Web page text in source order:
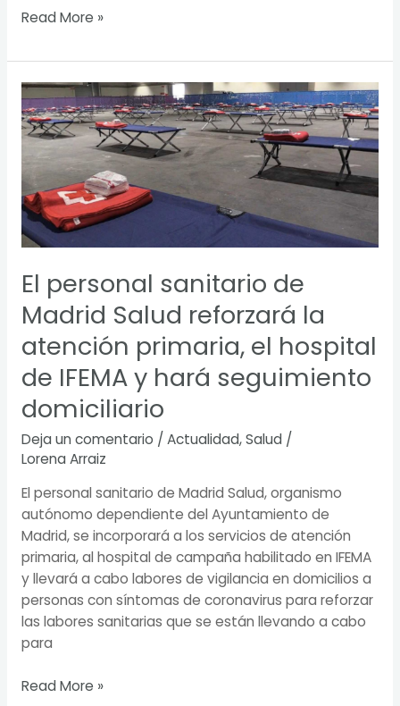
Read More »
El personal sanitario de
Madrid Salud reforzará la
atención primaria, el hospital
de IFEMA y hará seguimiento
domiciliario
Deja un comentario / Actualidad,Salud /
Lorena Arraiz
El personal sanitario de Madrid Salud, organismo
autónomo dependiente del Ayuntamiento de
Madrid, se incorporará a los servicios de atención
primaria, al hospital de campaña habilitado en IFEMA
y llevará a cabo labores de vigilancia en domicilios a
personas con síntomas de coronavirus para reforzar
las labores sanitarias que se están llevando a cabo
para
El
personal
sanitario
de
Madrid
Salud
reforzará
la
primaria,
el
hospital
de
IFEMA
y
hará
seguimiento
domiciliario
Read More »